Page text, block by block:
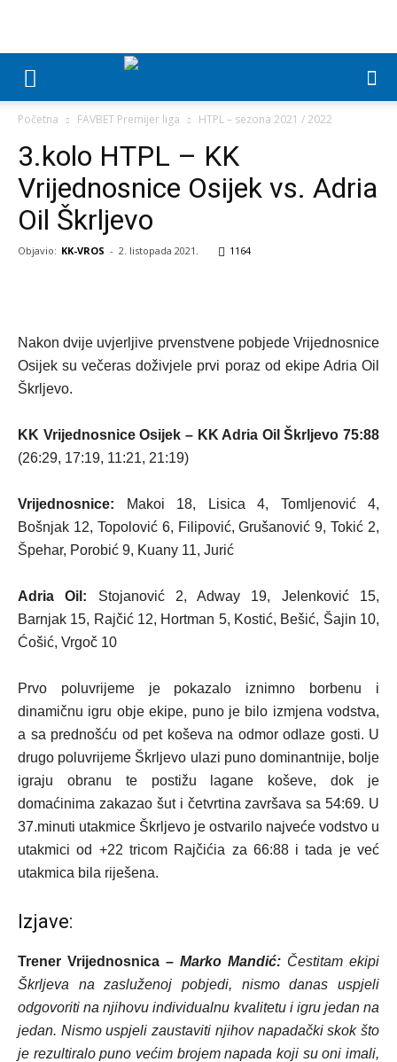
Početna FAVBET Premijer liga HTPL – sezona 2021 / 2022
3.kolo HTPL – KK
Vrijednosnice Osijek vs. Adria
Oil Škrljevo
Objavio: KK-VROS - 2. listopada 2021. 1164
Nakon dvije uvjerljive prvenstvene pobjede Vrijednosnice
Osijek su večeras doživjele prvi poraz od ekipe Adria Oil
Škrljevo.
KK Vrijednosnice Osijek – KK Adria Oil Škrljevo 75:88
(26:29, 17:19, 11:21, 21:19)
Vrijednosnice: Makoi 18, Lisica 4, Tomljenović 4,
Bošnjak 12, Topolović 6, Filipović, Grušanović 9, Tokić 2,
Špehar, Porobić 9, Kuany 11, Jurić
Adria Oil: Stojanović 2, Adway 19, Jelenković 15,
Barnjak 15, Rajčić 12, Hortman 5, Kostić, Bešić, Šajin 10,
Ćošić, Vrgoč 10
Prvo poluvrijeme je pokazalo iznimno borbenu i
dinamičnu igru obje ekipe, puno je bilo izmjena vodstva,
a sa prednošću od pet koševa na odmor odlaze gosti. U
drugo poluvrijeme Škrljevo ulazi puno dominantnije, bolje
igraju obranu te postižu lagane koševe, dok je
domaćinima zakazao šut i četvrtina završava sa 54:69. U
37.minuti utakmice Škrljevo je ostvarilo najveće vodstvo u
utakmici od +22 tricom Rajčićia za 66:88 i tada je već
utakmica bila riješena.
Izjave:
Trener Vrijednosnica – Marko Mandić: Čestitam ekipi
Škrljeva na zasluženoj pobjedi, nismo danas uspjeli
odgovoriti na njihovu individualnu kvalitetu i igru jedan na
jedan. Nismo uspjeli zaustaviti njihov napadački skok što
je rezultiralo puno većim brojem napada koji su oni imali,